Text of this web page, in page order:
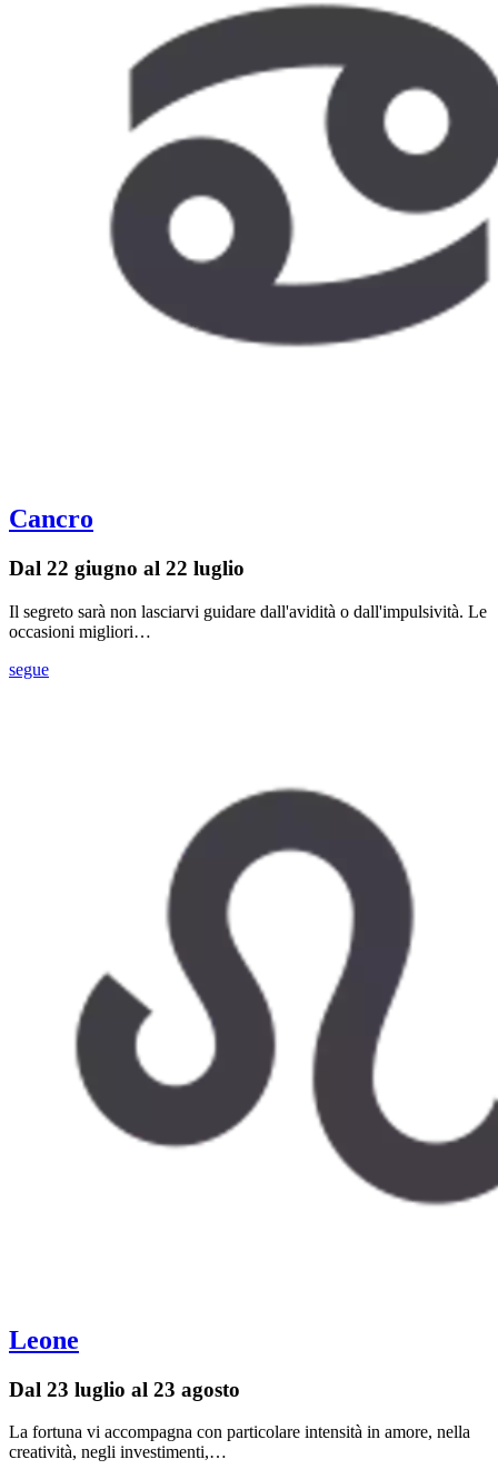
Cancro
Dal 22 giugno al 22 luglio
Il segreto sarà non lasciarvi guidare dall'avidità o dall'impulsività. Le
occasioni migliori…
segue
Leone
Dal 23 luglio al 23 agosto
La fortuna vi accompagna con particolare intensità in amore, nella
creatività, negli investimenti,…